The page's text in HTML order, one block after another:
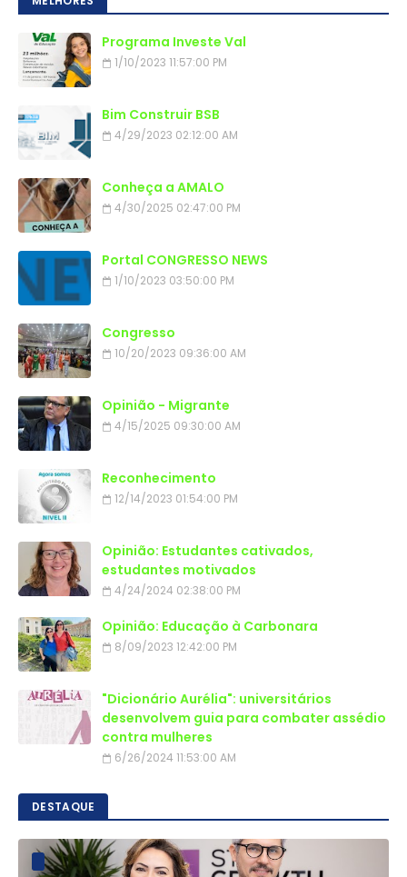
Programa Investe Val
1/10/2023 11:57:00 PM
Bim Construir BSB
4/29/2023 02:12:00 AM
Conheça a AMALO
4/30/2025 02:47:00 PM
Portal CONGRESSO NEWS
1/10/2023 03:50:00 PM
Congresso
10/20/2023 09:36:00 AM
Opinião - Migrante
4/15/2025 09:30:00 AM
Reconhecimento
12/14/2023 01:54:00 PM
Opinião: Estudantes cativados,
estudantes motivados
4/24/2024 02:38:00 PM
Opinião: Educação à Carbonara
8/09/2023 12:42:00 PM
"Dicionário Aurélia": universitários
desenvolvem guia para combater assédio
contra mulheres
6/26/2024 11:53:00 AM
DESTAQUE